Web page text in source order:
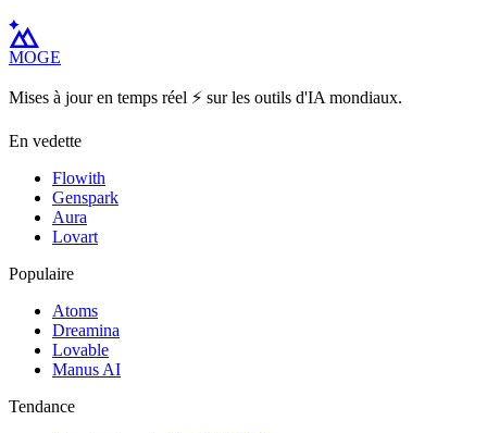
MOGE
Mises à jour en temps réel ⚡️ sur les outils d'IA mondiaux.
En vedette
Flowith
Genspark
Aura
Lovart
Populaire
Atoms
Dreamina
Lovable
Manus AI
Tendance